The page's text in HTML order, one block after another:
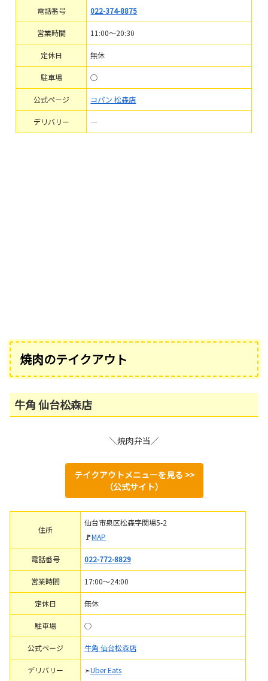
電話番号 022-374-8875
営業時間 11:00～20:30
定休日 無休
駐車場 ○
公式ページ コパン 松森店
デリバリー ―
焼肉のテイクアウト
牛角 仙台松森店
＼焼肉弁当／
テイクアウトメニューを見る >>
（公式サイト）
住所
仙台市泉区松森字関場5-2
🚩MAP
電話番号 022-772-8829
営業時間 17:00～24:00
定休日 無休
駐車場 ○
公式ページ 牛角 仙台松森店
デリバリー ➣Uber Eats